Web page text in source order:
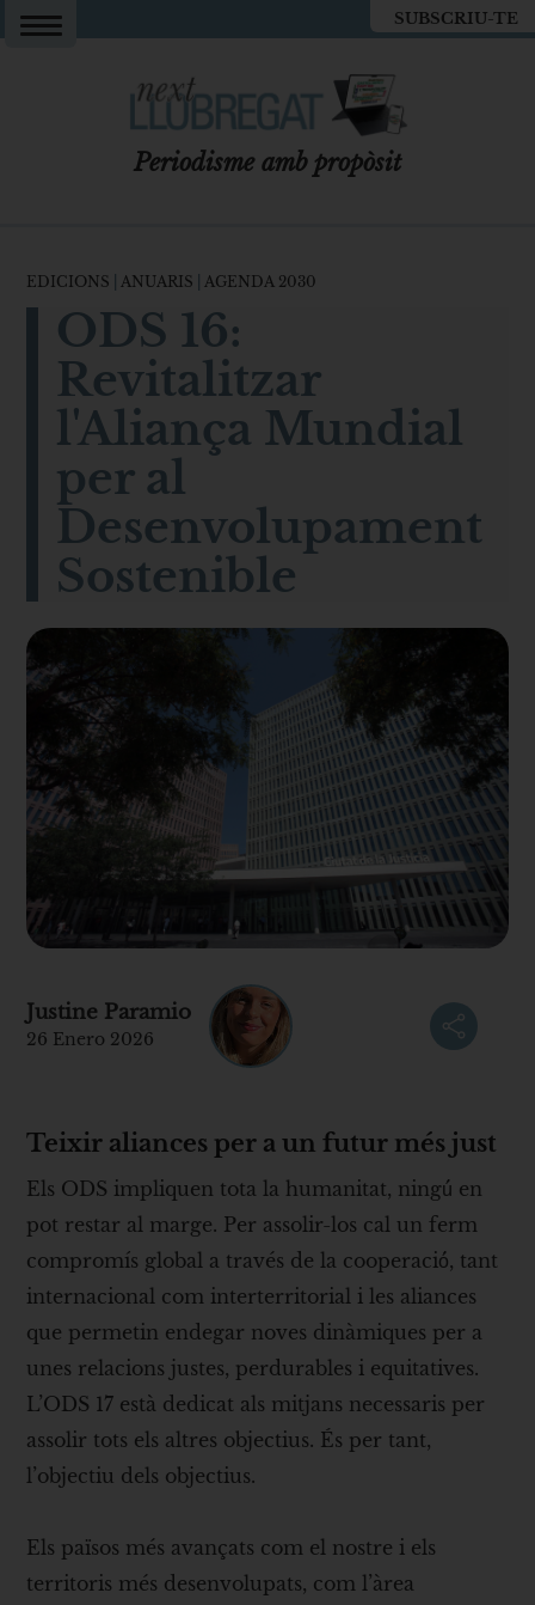
SUBSCRIU-TE
Periodisme amb propòsit
EDICIONS ANUARIS AGENDA 2030
ODS 16:
Revitalitzar
l'Aliança Mundial
per al
Desenvolupament
Sostenible
Justine Paramio
26 Enero 2026
Teixir aliances per a un futur més just
Els ODS impliquen tota la humanitat, ningú́ en
pot restar al marge. Per assolir-los cal un ferm
compromís global a través de la cooperació́, tant
internacional com interterritorial i les aliances
que permetin endegar noves dinàmiques per a
unes relacions justes, perdurables i equitatives.
L’ODS 17 està dedicat als mitjans necessaris per
assolir tots els altres objectius. És per tant,
l’objectiu dels objectius.
Els països més avançats com el nostre i els
territoris més desenvolupats, com l’àrea